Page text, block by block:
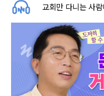
교회만 다니는 사